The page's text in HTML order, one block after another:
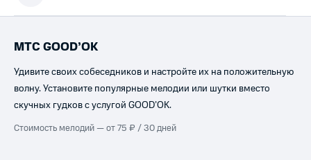
МТС GOOD’OK
Удивите своих собеседников и настройте их на положительную
волну. Установите популярные мелодии или шутки вместо
скучных гудков с услугой GOOD’OK.
Стоимость мелодий — от 75 ₽ / 30 дней